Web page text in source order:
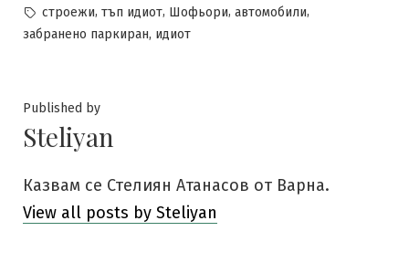
by
in
Tags:
строежи, тъп идиот, Шофьори, автомобили,
забранено паркиран, идиот
Published by
Steliyan
Казвам се Стелиян Атанасов от Варна.
View all posts by Steliyan